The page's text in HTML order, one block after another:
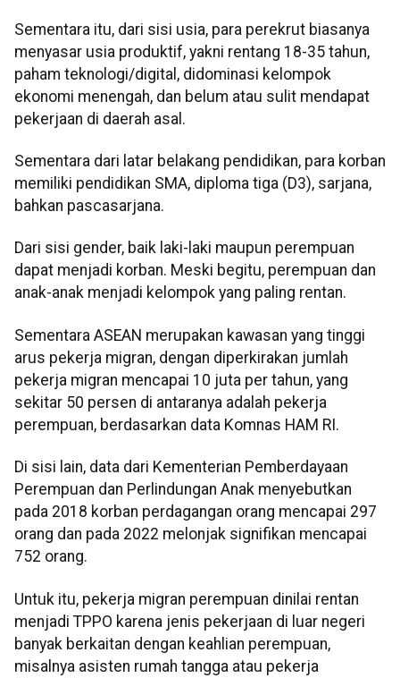
Sementara itu, dari sisi usia, para perekrut biasanya
menyasar usia produktif, yakni rentang 18-35 tahun,
paham teknologi/digital, didominasi kelompok
ekonomi menengah, dan belum atau sulit mendapat
pekerjaan di daerah asal.
Sementara dari latar belakang pendidikan, para korban
memiliki pendidikan SMA, diploma tiga (D3), sarjana,
bahkan pascasarjana.
Dari sisi gender, baik laki-laki maupun perempuan
dapat menjadi korban. Meski begitu, perempuan dan
anak-anak menjadi kelompok yang paling rentan.
Sementara ASEAN merupakan kawasan yang tinggi
arus pekerja migran, dengan diperkirakan jumlah
pekerja migran mencapai 10 juta per tahun, yang
sekitar 50 persen di antaranya adalah pekerja
perempuan, berdasarkan data Komnas HAM RI.
Di sisi lain, data dari Kementerian Pemberdayaan
Perempuan dan Perlindungan Anak menyebutkan
pada 2018 korban perdagangan orang mencapai 297
orang dan pada 2022 melonjak signifikan mencapai
752 orang.
Untuk itu, pekerja migran perempuan dinilai rentan
menjadi TPPO karena jenis pekerjaan di luar negeri
banyak berkaitan dengan keahlian perempuan,
misalnya asisten rumah tangga atau pekerja